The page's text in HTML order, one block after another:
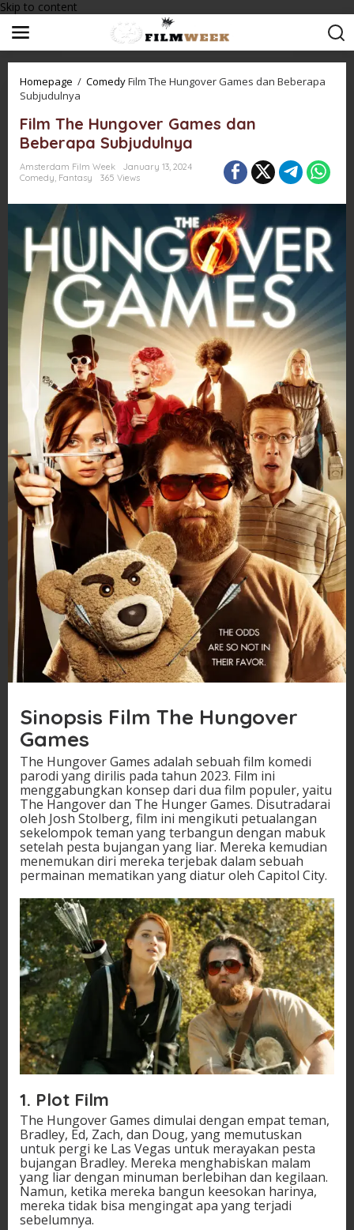
Skip to content
Homepage / ComedyFilm The Hungover Games dan Beberapa
Subjudulnya
Film The Hungover Games dan
Beberapa Subjudulnya
Amsterdam Film Week
January 13, 2024
Comedy, Fantasy 365 Views
Sinopsis Film The Hungover
Games
The Hungover Games adalah sebuah film komedi
parodi yang dirilis pada tahun 2023. Film ini
menggabungkan konsep dari dua film populer, yaitu
The Hangover dan The Hunger Games. Disutradarai
oleh Josh Stolberg, film ini mengikuti petualangan
sekelompok teman yang terbangun dengan mabuk
setelah pesta bujangan yang liar. Mereka kemudian
menemukan diri mereka terjebak dalam sebuah
permainan mematikan yang diatur oleh Capitol City.
1. Plot Film
The Hungover Games dimulai dengan empat teman,
Bradley, Ed, Zach, dan Doug, yang memutuskan
untuk pergi ke Las Vegas untuk merayakan pesta
bujangan Bradley. Mereka menghabiskan malam
yang liar dengan minuman berlebihan dan kegilaan.
Namun, ketika mereka bangun keesokan harinya,
mereka tidak bisa mengingat apa yang terjadi
sebelumnya.